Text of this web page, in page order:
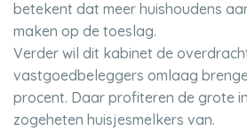
betekent dat meer huishoudens
maken op de toeslag.
Verder wil dit kabinet de
vastgoedbeleggers omlaag
procent. Daar profiteren de grote
zogeheten huisjesmelkers van.